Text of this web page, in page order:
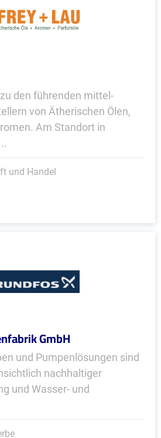
den führenden mittel­
von Ätherischen Ölen,
Am Standort in
und Handel
GmbH
und Pumpenlösungen sind
nachhaltiger
und Wasser- und